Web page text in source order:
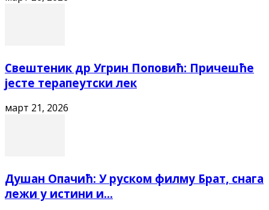
Свештеник др Угрин Поповић: Причешће
јесте терапеутски лек
март 21, 2026
Душан Опачић: У руском филму Брат, снага
лежи у истини и...